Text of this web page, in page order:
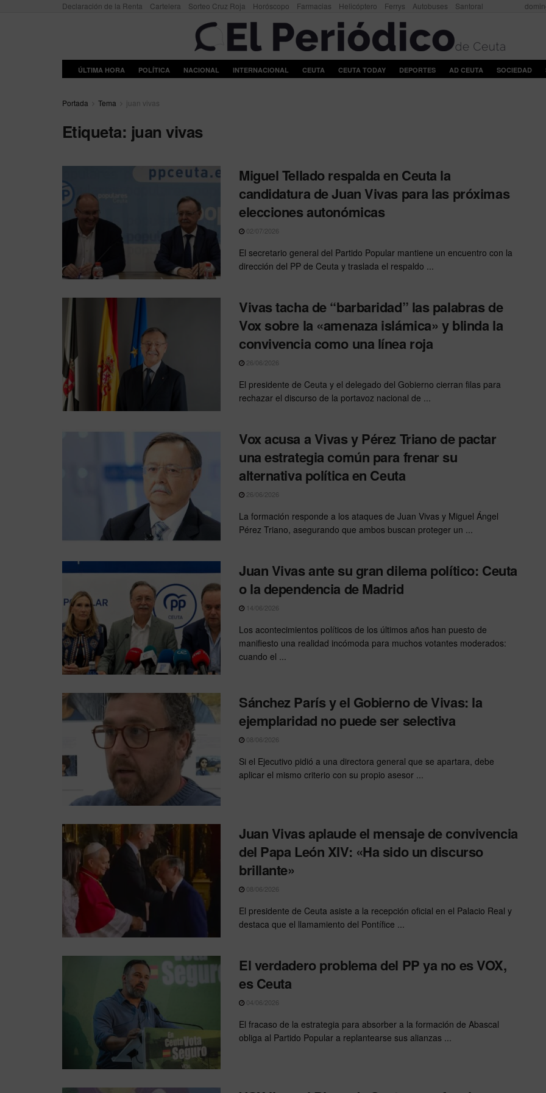
Declaración de la Renta Cartelera Sorteo Cruz Roja Horóscopo Farmacias Helicóptero Ferrys Autobuses Santoral
ÚLTIMA HORA POLÍTICA NACIONAL INTERNACIONAL CEUTA CEUTA TODAY DEPORTES AD CEUTA SOCIEDAD
Portada Tema juan vivas
Etiqueta: juan vivas
Miguel Tellado respalda en Ceuta la
candidatura de Juan Vivas para las próximas
elecciones autonómicas
02/07/2026
El secretario general del Partido Popular mantiene un encuentro con la
dirección del PP de Ceuta y traslada el respaldo ...
Vivas tacha de “barbaridad” las palabras de
Vox sobre la «amenaza islámica» y blinda la
convivencia como una línea roja
26/06/2026
El presidente de Ceuta y el delegado del Gobierno cierran filas para
rechazar el discurso de la portavoz nacional de ...
Vox acusa a Vivas y Pérez Triano de pactar
una estrategia común para frenar su
alternativa política en Ceuta
26/06/2026
La formación responde a los ataques de Juan Vivas y Miguel Ángel
Pérez Triano, asegurando que ambos buscan proteger un ...
Juan Vivas ante su gran dilema político: Ceuta
o la dependencia de Madrid
14/06/2026
Los acontecimientos políticos de los últimos años han puesto de
manifiesto una realidad incómoda para muchos votantes moderados:
cuando el ...
Sánchez París y el Gobierno de Vivas: la
ejemplaridad no puede ser selectiva
08/06/2026
Si el Ejecutivo pidió a una directora general que se apartara, debe
aplicar el mismo criterio con su propio asesor ...
Juan Vivas aplaude el mensaje de convivencia
del Papa León XIV: «Ha sido un discurso
brillante»
08/06/2026
El presidente de Ceuta asiste a la recepción oficial en el Palacio Real y
destaca que el llamamiento del Pontífice ...
El verdadero problema del PP ya no es VOX,
es Ceuta
04/06/2026
El fracaso de la estrategia para absorber a la formación de Abascal
obliga al Partido Popular a replantearse sus alianzas ...